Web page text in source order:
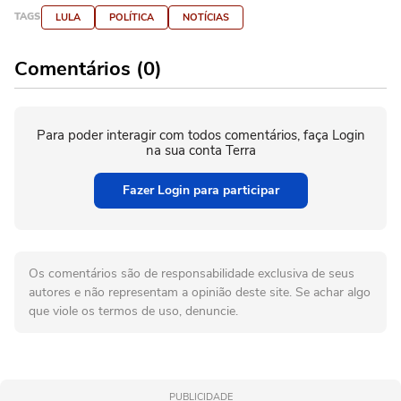
TAGS LULA POLÍTICA NOTÍCIAS
Comentários (0)
Para poder interagir com todos comentários, faça Login
na sua conta Terra
Fazer Login para participar
Os comentários são de responsabilidade exclusiva de seus
autores e não representam a opinião deste site. Se achar algo
que viole os termos de uso, denuncie.
PUBLICIDADE